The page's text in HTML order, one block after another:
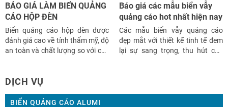
BÁO GIÁ LÀM BIỂN QUẢNG
CÁO HỘP ĐÈN
Biển quảng cáo hộp đèn được
đánh giá cao về tính thẩm mỹ, độ
an toàn và chất lượng so với các
thì biển quảng cáo hộp đèn có
khách […]
Báo giá các mẫu biển vẫy
quảng cáo hot nhất hiện nay
Các mẫu biển vẫy quảng cáo
đẹp mắt với thiết kế tinh tế đem
lại sự sang trọng, thu hút cho
DỊCH VỤ
BIỂN QUẢNG CÁO ALUMI